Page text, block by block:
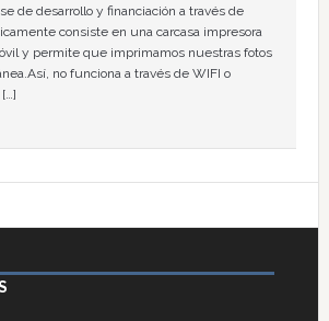
de desarrollo y financiación a través de
consiste en una carcasa impresora
y permite que imprimamos nuestras fotos
no funciona a través de WIFI o